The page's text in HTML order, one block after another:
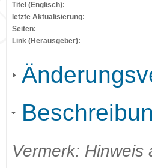
Titel (Englisch):
letzte Aktualisierung:
Seiten:
Link (Herausgeber):
Vermerk: Hinweis